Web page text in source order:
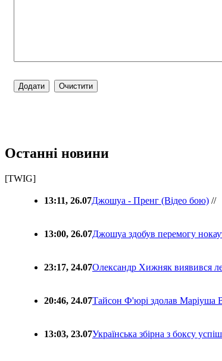
Останні новини
[TWIG]
13:11, 26.07Джошуа - Пренг (Відео бою) //
13:00, 26.07Джошуа здобув перемогу
23:17, 24.07Олександр Хижняк виявився
20:46, 24.07Тайсон Ф'юрі здолав Маріуша
13:03, 23.07Українська збірна з боксу